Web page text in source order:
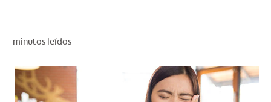
PARA PROFESIONALES
minutos leídos